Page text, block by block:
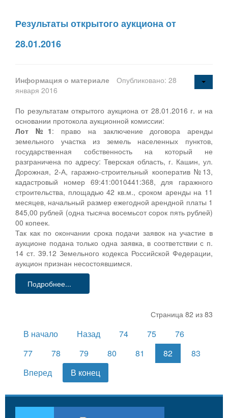
Результаты открытого аукциона от
28.01.2016
Информация о материале
Опубликовано: 28
января 2016
По результатам открытого аукциона от 28.01.2016 г. и на
основании протокола аукционной комиссии:
Лот №1: право на заключение договора аренды
земельного участка из земель населенных пунктов,
государственная собственность на который не
разграничена по адресу: Тверская область, г. Кашин, ул.
Дорожная, 2-А, гаражно-строительный кооператив №13,
кадастровый номер 69:41:0010441:368, для гаражного
строительства, площадью 42 кв.м., сроком аренды на 11
месяцев, начальный размер ежегодной арендной платы 1
845,00 рублей (одна тысяча восемьсот сорок пять рублей)
00 копеек.
Так как по окончании срока подачи заявок на участие в
аукционе подана только одна заявка, в соответствии с п.
14 ст. 39.12 Земельного кодекса Российской Федерации,
аукцион признан несостоявшимся.
Подробнее...
Страница 82 из 83
В начало Назад 74 75
76
77
78 79 80 81 82
83
Вперед
В конец